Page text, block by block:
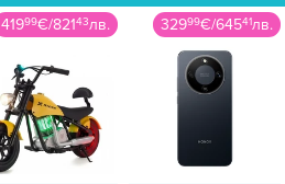
32999€/64541лв. 33999€/66497лв.